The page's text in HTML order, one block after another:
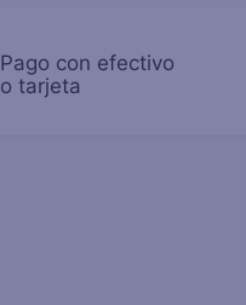
Pago con efectivo
o tarjeta